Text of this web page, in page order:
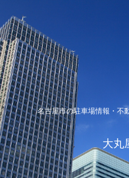
名古屋市の駐車場情報・不
大丸